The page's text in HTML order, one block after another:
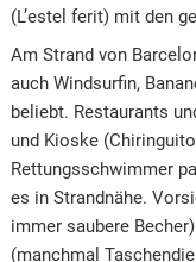
(L’estel ferit) mit den
Am Strand von
auch Windsurfin,
beliebt. Restaurants
und Kioske
Rettungsschwimmer
es in Strandnähe.
immer saubere
(manchmal